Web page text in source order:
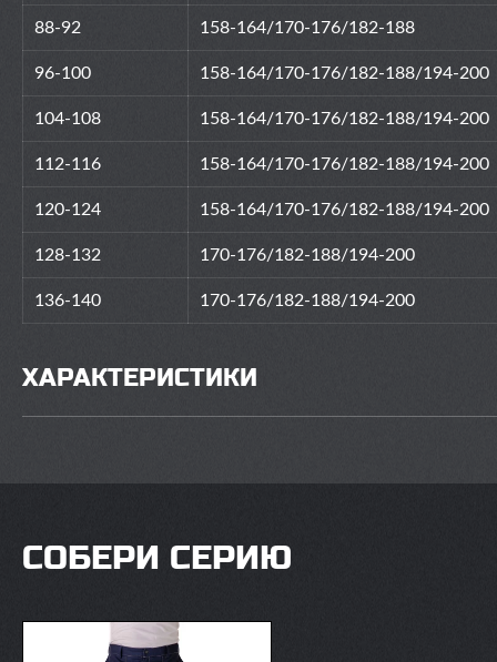
88-92 158-164/170-176/182-188
96-100 158-164/170-176/182-188/194-200
104-108 158-164/170-176/182-188/194-200
112-116 158-164/170-176/182-188/194-200
120-124 158-164/170-176/182-188/194-200
128-132 170-176/182-188/194-200
136-140 170-176/182-188/194-200
ХАРАКТЕРИСТИКИ
СОБЕРИ СЕРИЮ